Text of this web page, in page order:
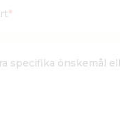
*
specifika önskemål